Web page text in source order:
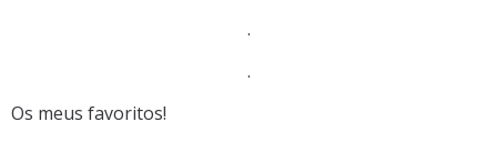
.
.
Os meus favoritos!